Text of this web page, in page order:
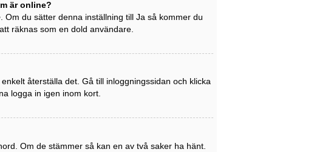
är online?
. Om du sätter denna inställning till Ja så kommer du
räknas som en dold användare.
återställa det. Gå till inloggningssidan och klicka
logga in igen inom kort.
Om de stämmer så kan en av två saker ha hänt.